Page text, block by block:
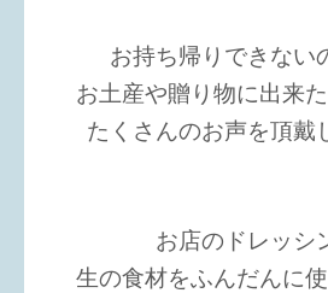
お持ち帰りできない
お土産や贈り物に出来
たくさんのお声を頂戴
お店のドレッシ
生の食材をふんだんに